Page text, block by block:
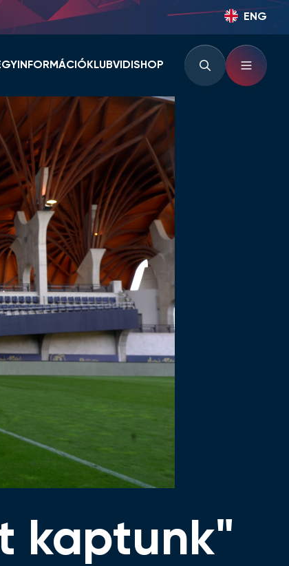
ENG
KLUB
PARTNEREK ÉS
TÁMOGATÓK
KLUBTÖRTÉNET
KEZDŐRÚGÁS
VIDISHOP
kaptunk"